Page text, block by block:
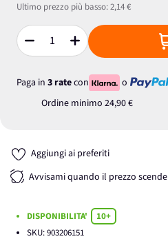
Ultimo prezzo più basso:2,14 €
Quantità
Paga in 3 ratecon
o
Ordine minimo 24,90 €
Aggiungi ai preferiti
Avvisami quando il prezzo scende
DISPONIBILITA'
10+
SKU:903206151